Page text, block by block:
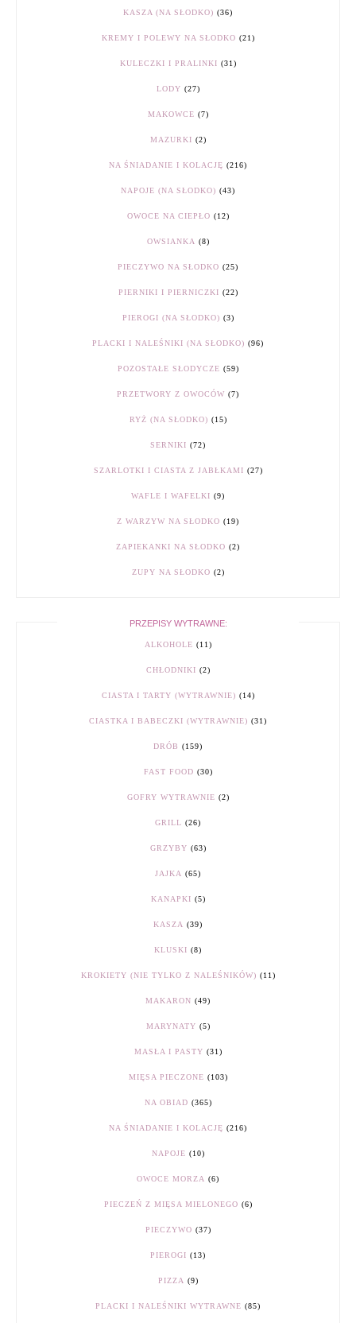
KASZA (NA SŁODKO) (36)
KREMY I POLEWY NA SŁODKO (21)
KULECZKI I PRALINKI (31)
LODY (27)
MAKOWCE (7)
MAZURKI (2)
NA ŚNIADANIE I KOLACJĘ (216)
NAPOJE (NA SŁODKO) (43)
OWOCE NA CIEPŁO (12)
OWSIANKA (8)
PIECZYWO NA SŁODKO (25)
PIERNIKI I PIERNICZKI (22)
PIEROGI (NA SŁODKO) (3)
PLACKI I NALEŚNIKI (NA SŁODKO) (96)
POZOSTAŁE SŁODYCZE (59)
PRZETWORY Z OWOCÓW (7)
RYŻ (NA SŁODKO) (15)
SERNIKI (72)
SZARLOTKI I CIASTA Z JABŁKAMI (27)
WAFLE I WAFELKI (9)
Z WARZYW NA SŁODKO (19)
ZAPIEKANKI NA SŁODKO (2)
ZUPY NA SŁODKO (2)
PRZEPISY WYTRAWNE:
ALKOHOLE (11)
CHŁODNIKI (2)
CIASTA I TARTY (WYTRAWNIE) (14)
CIASTKA I BABECZKI (WYTRAWNIE) (31)
DRÓB (159)
FAST FOOD (30)
GOFRY WYTRAWNIE (2)
GRILL (26)
GRZYBY (63)
JAJKA (65)
KANAPKI (5)
KASZA (39)
KLUSKI (8)
KROKIETY (NIE TYLKO Z NALEŚNIKÓW) (11)
MAKARON (49)
MARYNATY (5)
MASŁA I PASTY (31)
MIĘSA PIECZONE (103)
NA OBIAD (365)
NA ŚNIADANIE I KOLACJĘ (216)
NAPOJE (10)
OWOCE MORZA (6)
PIECZEŃ Z MIĘSA MIELONEGO (6)
PIECZYWO (37)
PIEROGI (13)
PIZZA (9)
PLACKI I NALEŚNIKI WYTRAWNE (85)